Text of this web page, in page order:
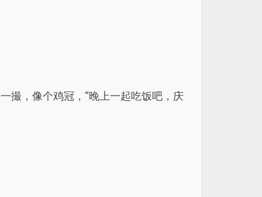
撮，像个鸡冠，“晚上一起吃饭吧，庆